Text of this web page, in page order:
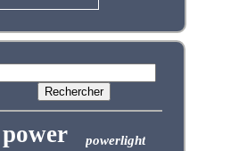
power powerlight